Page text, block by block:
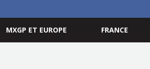
MXGP ET EUROPE FRANCE